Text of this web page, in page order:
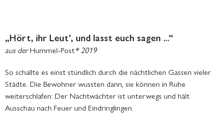
„Hört, ihr Leut’, und lasst euch sagen ...“
aus derHummel-Post* 2019
So schallte es einst stündlich durch die nächtlichen Gassen vieler
Städte. Die Bewohner wussten dann, sie können in Ruhe
weiterschlafen: Der Nachtwächter ist unterwegs und hält
Ausschau nach Feuer und Eindringlingen.